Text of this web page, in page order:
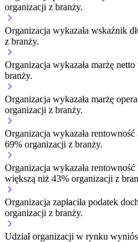
organizacji z branży.
Organizacja wykazała wskaźnik
z branży.
Organizacja wykazała marżę
branży.
Organizacja wykazała marżę
organizacji z branży.
Organizacja wykazała
69% organizacji z branży.
Organizacja wykazała rentowność
większą niż 43% organizacji z
Organizacja zapłaciła podatek
organizacji z branży.
Udział organizacji w rynku